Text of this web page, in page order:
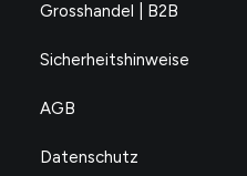
Grosshandel | B2B
Sicherheitshinweise
AGB
Datenschutz